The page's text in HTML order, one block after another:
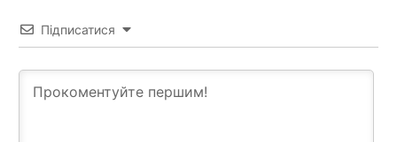
Підписатися